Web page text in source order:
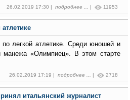
26.02.2019 17:30 | подробнее ... | 11953
по легкой атлетике. Среди юношей и
манежа «Олимпиец». В этом старте
26.02.2019 17:19 | подробнее ... | 2718
итальянский журналист